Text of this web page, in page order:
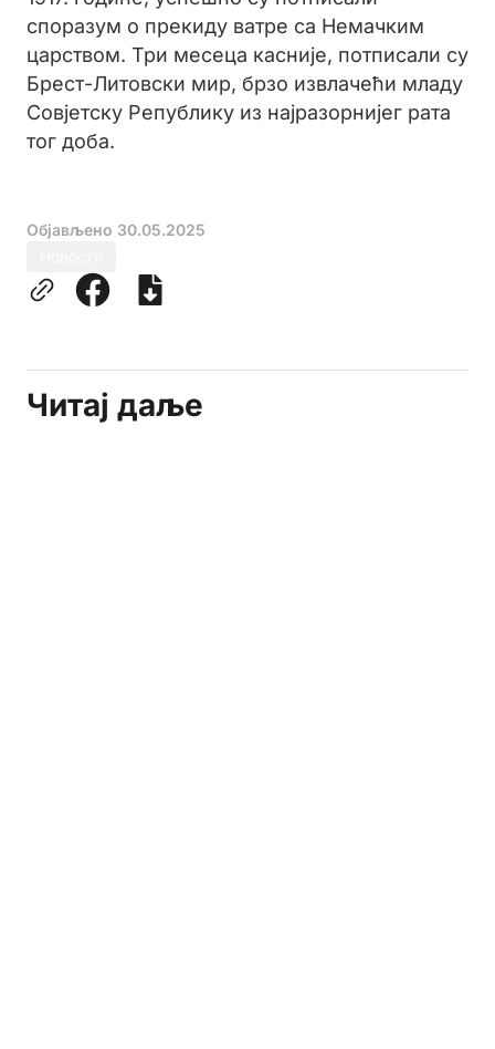
споразум о прекиду ватре са Немачким
царством. Три месеца касније, потписали су
Брест-Литовски мир, брзо извлачећи младу
Совјетску Републику из најразорнијег рата
тог доба.
Објављено 30.05.2025
Читај даље